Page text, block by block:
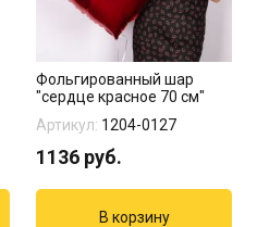
Фольгированный шар
"сердце красное 70 см"
Артикул: 1204-0127
1136 руб.